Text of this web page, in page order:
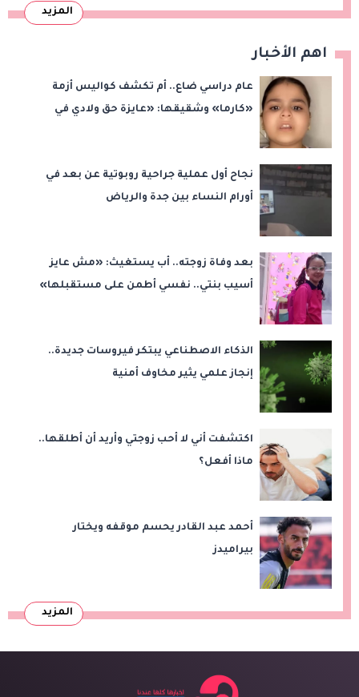
المزيد
اهم الأخبار
عام دراسي ضاع.. أم تكشف كواليس أزمة
«كارما» وشقيقها: «عايزة حق ولادي في
نجاح أول عملية جراحية روبوتية عن بعد في
أورام النساء بين جدة والرياض
بعد وفاة زوجته.. أب يستغيث: «مش عايز
أسيب بنتي.. نفسي أطمن على مستقبلها»
الذكاء الاصطناعي يبتكر فيروسات جديدة..
إنجاز علمي يثير مخاوف أمنية
اكتشفت أني لا أحب زوجتي وأريد أن أطلقها..
ماذا أفعل؟
أحمد عبد القادر يحسم موقفه ويختار
بيراميدز
المزيد